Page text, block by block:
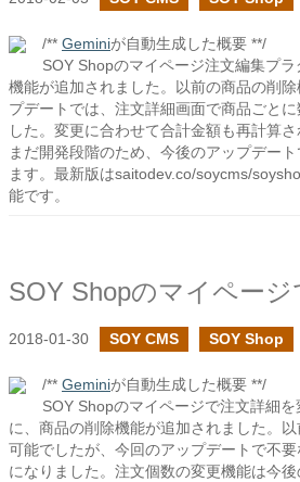
/** Geminiが自動生成した概要 **/
SOY Shopのマイページ注文編集プ
機能が追加されました。以前の商品の削
プデートでは、注文詳細画面で商品ごと
した。変更に合わせて合計金額も再計算
まだ開発段階のため、今後のアップデー
ます。最新版はsaitodev.co/soycms/
能です。
2018-01-30 SOY CMS SOY Shop
/** Geminiが自動生成した概要 **/
SOY Shopのマイページで注文詳細
に、商品の削除機能が追加されました。
可能でしたが、今回のアップデートで不
になりました。注文個数の変更機能は今